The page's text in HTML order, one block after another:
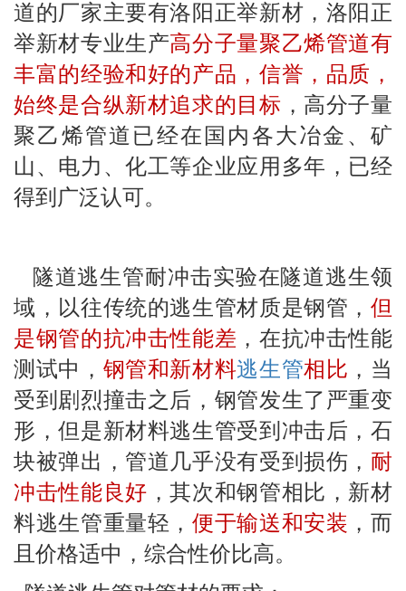
道的厂家主要有洛阳正举新材，洛阳正
举新材专业生产高分子量聚乙烯管道有
丰富的经验和好的产品，信誉，品质，
始终是合纵新材追求的目标 ，高分子量
聚乙烯管道已经在国内各大冶金、矿
山、电力、化工等企业应用多年，已经
得到广泛认可。
隧道逃生管耐冲击实验在隧道逃生领
域，以往传统的逃生管材质是钢管， 但
是钢管的抗冲击性能差 ，在抗冲击性能
测试中， 钢管和新材料逃生管相比 ，当
受到剧烈撞击之后，钢管发生了严重变
形，但是新材料逃生管受到冲击后，石
块被弹出，管道几乎没有受到损伤， 耐
冲击性能良好 ，其次和钢管相比，新材
料逃生管重量轻， 便于输送和安装 ，而
且价格适中，综合性价比高。